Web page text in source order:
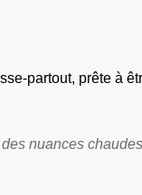
partout, prête à
nuances